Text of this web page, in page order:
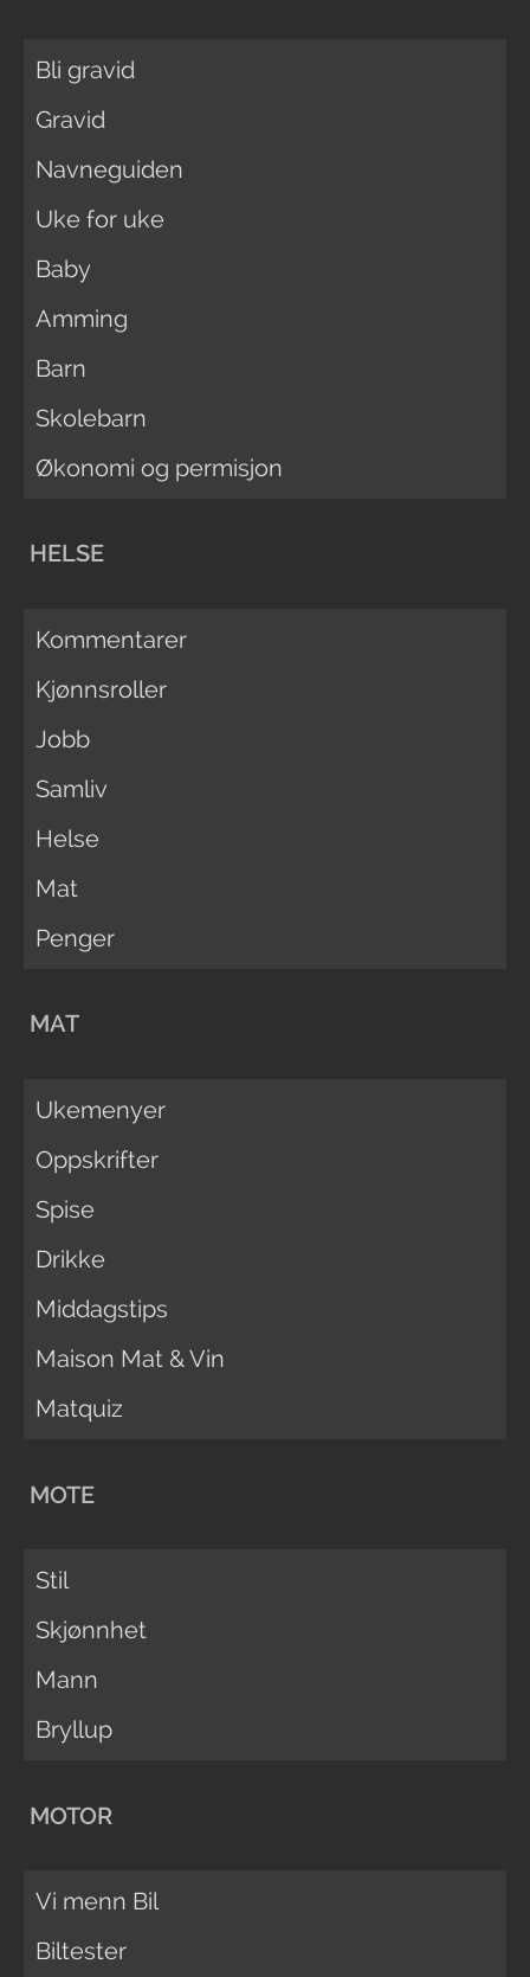
Bli gravid
Gravid
Navneguiden
Uke for uke
Baby
Amming
Barn
Skolebarn
Økonomi og permisjon
HELSE
Kommentarer
Kjønnsroller
Jobb
Samliv
Helse
Mat
Penger
MAT
Ukemenyer
Oppskrifter
Spise
Drikke
Middagstips
Maison Mat & Vin
Matquiz
MOTE
Stil
Skjønnhet
Mann
Bryllup
MOTOR
Vi menn Bil
Biltester